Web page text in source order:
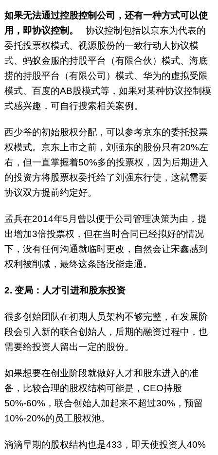
如果无法通过控股控制公司，还有一种方式可以使
用，即协议控制。 协议控制包括以京东为代表的
委托投票权模式、视源股份的一致行动人协议模
式、蚂蚁金服的持股平台（有限合伙）模式、海底
捞的持股平台（有限公司）模式、华为的虚拟受限
模式、百度的AB股模式等，如果对某种协议控制模
式感兴趣，可自行搜索相关案例。
西少爷的初始股权分配，可以参考京东的委托投票
权模式。京东上市之前，刘强东的股份只有20%左
右，但一直掌握着50%多的投票权，因为后期进入
的投资方将股票权委托给了刘强东行使，这就需要
协议双方提前约定好。
孟兵在2014年5月曾以便于公司管理决策为由，提
出增加3倍投票权，但在当时合同已经拟好的情况
下，没有任何沟通就临时更改，自然会让宋鑫感到
权利被削减，最终这条路没能走通。
2. 变局：人才引进和股东投资
很多创始团队在初期人员架构不够完整，在发展阶
段会引入新的联合创始人，后期的融资过程中，也
需要给投资人留出一定的股份。
如果想要在创业阶段就做好人才和股东进入的准
备，比较合理的股权结构可能是，CEO持股
50%-60%，联合创始人加起来不超过30%，预留
10%-20%的员工股权池。
滴滴早期的股权结构也是433，即天使投资人40%